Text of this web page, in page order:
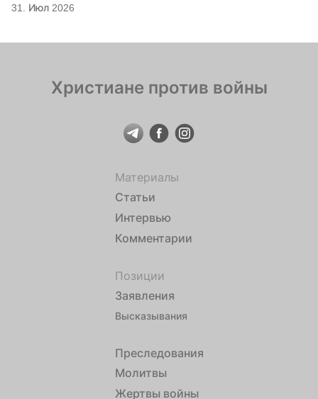
31. Июл 2026
Христиане против войны
Материалы
Статьи
Интервью
Комментарии
Позиции
Заявления
Высказывания
Преследования
Молитвы
Жертвы войны